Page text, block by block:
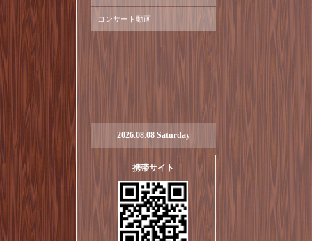
コンサート動画
2026.08.08 Saturday
携帯サイト